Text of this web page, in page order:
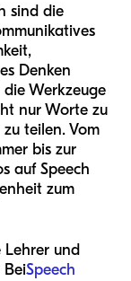
sind die
Denken
Werkzeuge
nur Worte zu
teilen. Vom
bis zur
auf Speech
zum
Lehrer und
BeiSpeech